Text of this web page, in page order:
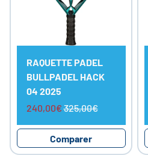
RAQUETTE PADEL
BULLPADEL HACK
04 2025
240,00€325,00€
Comparer